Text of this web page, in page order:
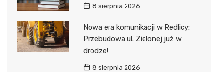
8 sierpnia 2026
Nowa era komunikacji w Redlicy:
Przebudowa ul. Zielonej już w
drodze!
8 sierpnia 2026